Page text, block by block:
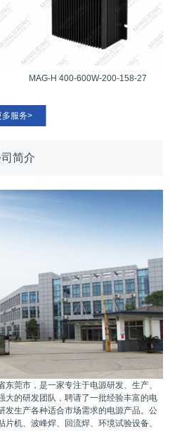
MAG-H 400-600W-200-158-27
多服务>
简介
莞市，是一家专注于电源研发、生产、
大的研发团队，聘请了一批经验丰富的电
发生产各种适合市场需求的电源产品。公
机、波峰焊、回流焊、环境试验设备、